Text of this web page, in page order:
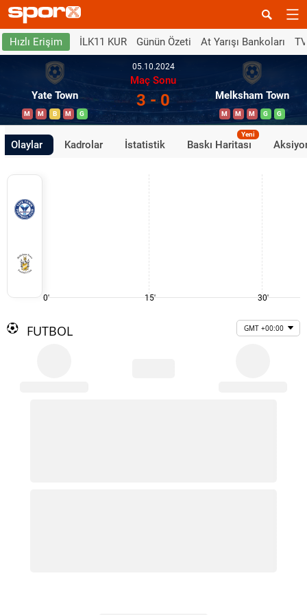
Hızlı Erişim İLK11 KUR Günün Özeti At Yarışı Bankoları
Yate Town
M M B M G
05.10.2024
Maç Sonu
3 - 0 Melksham Town
M M M G G
Olaylar Kadrolar İstatistik Baskı Haritası
Yeni
0' 15' 30'
FUTBOL GMT +00:00